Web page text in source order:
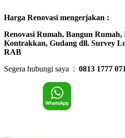
Harga Renovasi mengerjakan :
Renovasi Rumah, Bangun
Kontrakkan, Gudang dll. Survey
RAB
Segera hubungi saya : 0813 1777